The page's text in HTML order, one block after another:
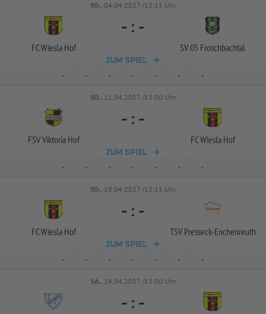
SO.. 04.04.2027 /13:15 Uhr
FC Wiesla Hof
- : -
SV 05 Froschbachtal
ZUM SPIEL
- - - - - - -
SO.. 11.04.2027 /13:00 Uhr
FSV Viktoria Hof
- : -
FC Wiesla Hof
ZUM SPIEL
- - - - - - -
SO.. 18.04.2027 /13:15 Uhr
FC Wiesla Hof
- : -
TSV Presseck-Enchenreuth
ZUM SPIEL
- - - - - - -
SA.. 24.04.2027 /13:00 Uhr
- : -